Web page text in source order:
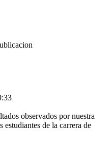
observados por nuestra
estudiantes de la carrera de